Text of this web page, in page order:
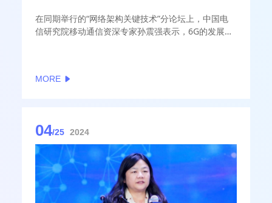
在同期举行的“网络架构关键技术”分论坛上，中国电
信研究院移动通信资深专家孙震强表示，6G的发展由
MORE
04/25 2024